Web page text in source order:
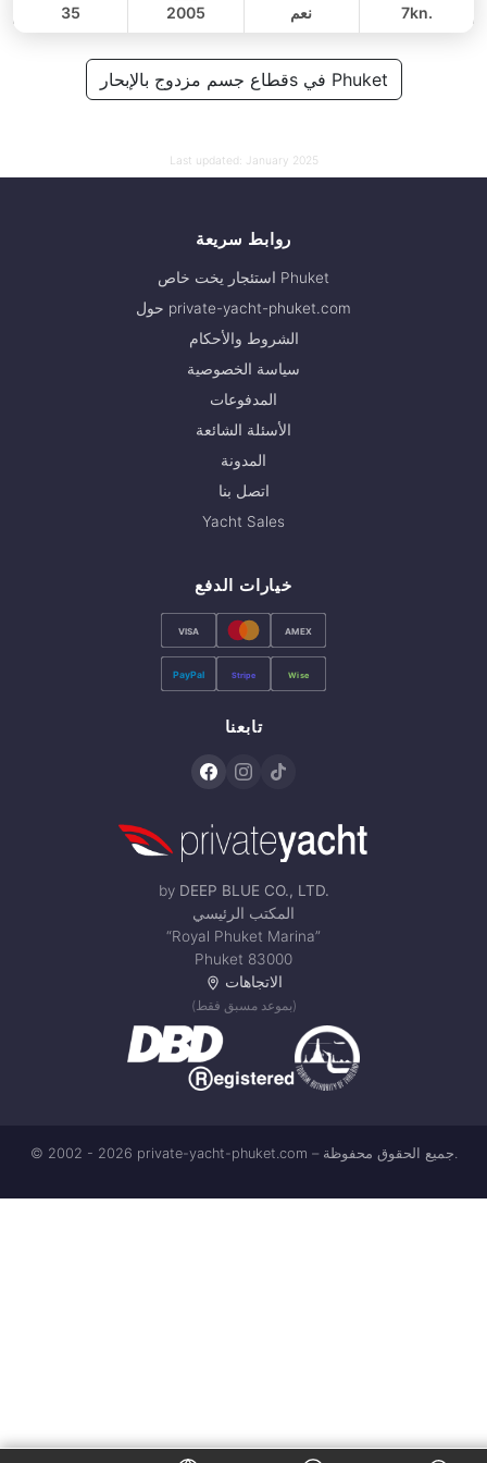
48,000 THB
42,400 THB
35 2005 نعم 7kn.
قطاع جسم مزدوج بالإبحارs في Phuket
Last updated: January 2025
روابط سريعة
استئجار يخت خاص Phuket
حول private-yacht-phuket.com
الشروط والأحكام
سياسة الخصوصية
المدفوعات
الأسئلة الشائعة
المدونة
اتصل بنا
Yacht Sales
خيارات الدفع
VISA AMEX
PayPal Stripe Wise
تابعنا
by DEEP BLUE CO., LTD.
المكتب الرئيسي
“Royal Phuket Marina”
Phuket 83000
الاتجاهات
(بموعد مسبق فقط)